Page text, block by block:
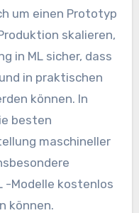
um einen Prototyp
skalieren,
in ML sicher, dass
in praktischen
können. In
besten
maschineller
-Modelle kostenlos
können.